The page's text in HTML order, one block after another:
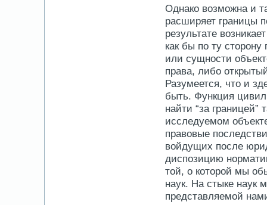
Однако возможна и
расширяет границы
результате
как бы по ту
или сущности
права, либо
Разумеется, что и
быть. Функция
найти “за
исследуемом
правовые
войдущих после
диспозицию
той, о которой мы
наук. На стыке наук
представляемой